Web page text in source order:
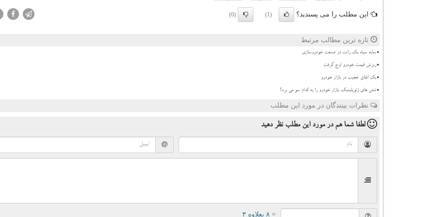
این مطلب را می پسندید؟ (1)
(0)
تازه ترین مطالب مرتبط
سایه سیاه یک رانت در صنعت خودروسازی
ریزش قیمت خودرو اوج گرفت
بک اتفاق عجیب در بازار خودرو
تنش های ژئوپلیتیک، بازار خودرو را به کدام سو می برد؟
نظرات بینندگان در مورد این مطلب
لطفا شما همدر مورد این مطلب نظر دهید
= ۸ بعلاوه ۳